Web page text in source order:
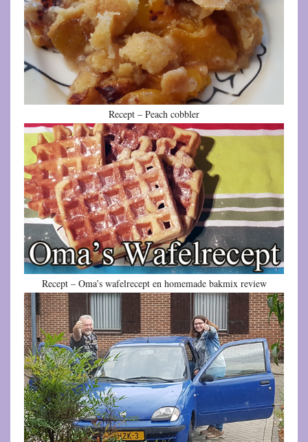
Recept – Peach cobbler
Recept – Oma’s wafelrecept en homemade bakmix review